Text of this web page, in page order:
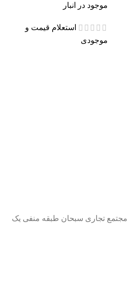
موجود در انبار
استعلام قیمت و
موجودی
تجاری سبحان طبقه منفی یک